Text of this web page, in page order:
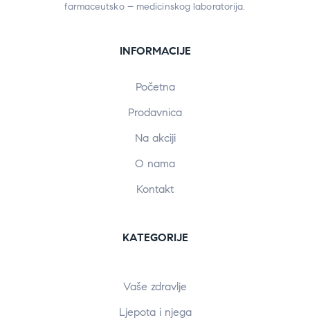
farmaceutsko – medicinskog laboratorija.
INFORMACIJE
Početna
Prodavnica
Na akciji
O nama
Kontakt
KATEGORIJE
Vaše zdravlje
Ljepota i njega